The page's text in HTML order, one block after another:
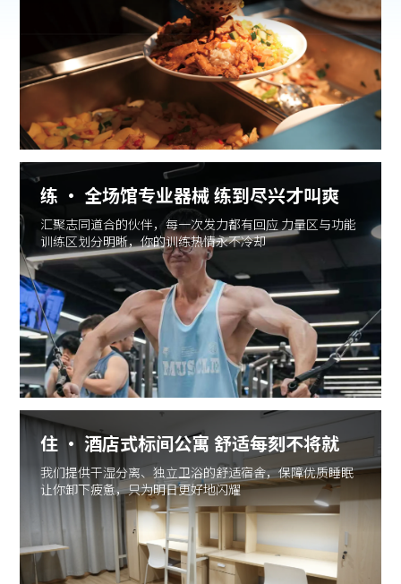
练 · 全场馆专业器械 练到尽兴才叫爽
汇聚志同道合的伙伴，每一次发力都有回应 力量区与功能
训练区划分明晰，你的训练热情永不冷却
住 · 酒店式标间公寓 舒适每刻不将就
我们提供干湿分离、独立卫浴的舒适宿舍，保障优质睡眠
让你卸下疲惫，只为明日更好地闪耀